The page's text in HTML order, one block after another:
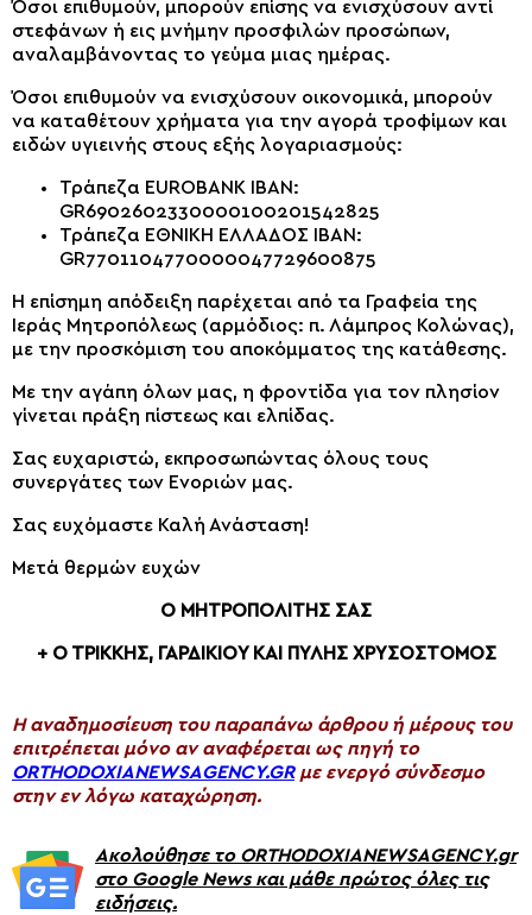
Όσοι επιθυμούν, μπορούν επίσης να ενισχύσουν αντί
στεφάνων ή εις μνήμην προσφιλών προσώπων,
αναλαμβάνοντας το γεύμα μιας ημέρας.
Όσοι επιθυμούν να ενισχύσουν οικονομικά, μπορούν
να καταθέτουν χρήματα για την αγορά τροφίμων και
ειδών υγιεινής στους εξής λογαριασμούς:
Τράπεζα EUROBANK IBAN:
GR6902602330000100201542825
Τράπεζα ΕΘΝΙΚΗ ΕΛΛΑΔΟΣ IBAN:
GR7701104770000047729600875
Η επίσημη απόδειξη παρέχεται από τα Γραφεία της
Ιεράς Μητροπόλεως (αρμόδιος: π. Λάμπρος Κολώνας),
με την προσκόμιση του αποκόμματος της κατάθεσης.
Με την αγάπη όλων μας, η φροντίδα για τον πλησίον
γίνεται πράξη πίστεως και ελπίδας.
Σας ευχαριστώ, εκπροσωπώντας όλους τους
συνεργάτες των Ενοριών μας.
Σας ευχόμαστε Καλή Ανάσταση!
Μετά θερμών ευχών
Ο ΜΗΤΡΟΠΟΛΙΤΗΣ ΣΑΣ
+ Ο ΤΡΙΚΚΗΣ, ΓΑΡΔΙΚΙΟΥ ΚΑΙ ΠΥΛΗΣ ΧΡΥΣΟΣΤΟΜΟΣ
H αναδημοσίευση του παραπάνω άρθρου ή μέρους του
επιτρέπεται μόνο αν αναφέρεται ως πηγή το
ORTHODOXIANEWSAGENCY.GRμε ενεργό σύνδεσμο
στην εν λόγω καταχώρηση.
Ακολούθησε το ORTHODOXIANEWSAGENCY.gr
στο Google News και μάθε πρώτος όλες τις
ειδήσεις.